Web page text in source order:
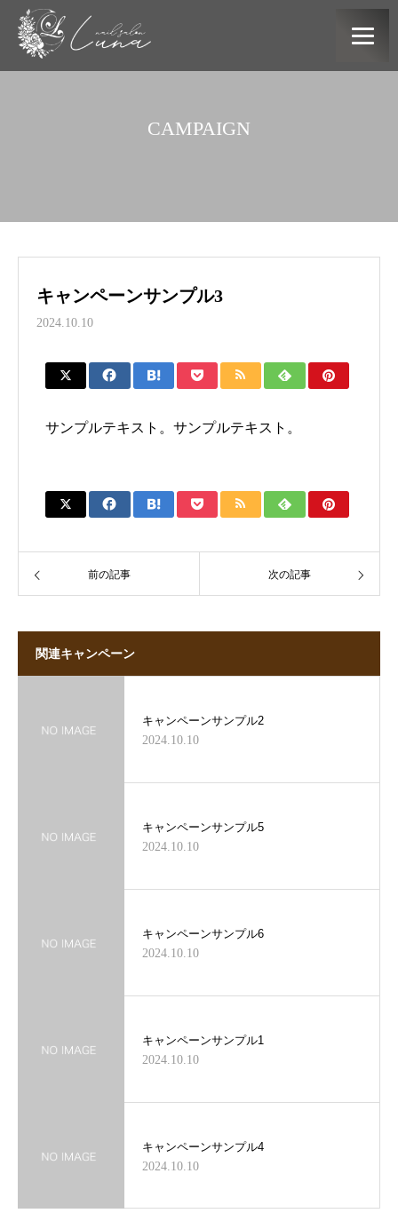
CAMPAIGN
キャンペーンサンプル3
2024.10.10
サンプルテキスト。サンプルテキスト。
前の記事 次の記事
関連キャンペーン
キャンペーンサンプル2
2024.10.10
キャンペーンサンプル5
2024.10.10
キャンペーンサンプル6
2024.10.10
キャンペーンサンプル1
2024.10.10
キャンペーンサンプル4
2024.10.10